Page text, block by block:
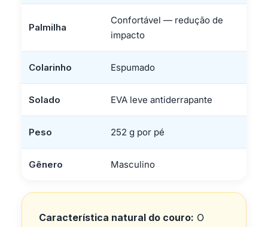
Palmilha
Confortável — redução de
impacto
Colarinho Espumado
Solado EVA leve antiderrapante
Peso 252 g por pé
Gênero Masculino
Característica natural do couro: O